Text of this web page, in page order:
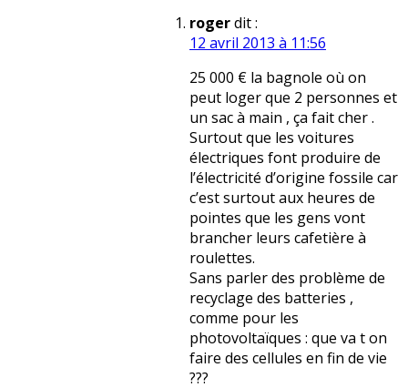
rogerdit :
12 avril 2013 à 11:56
25 000 € la bagnole où on
peut loger que 2 personnes et
un sac à main , ça fait cher .
Surtout que les voitures
électriques font produire de
l’électricité d’origine fossile car
c’est surtout aux heures de
pointes que les gens vont
brancher leurs cafetière à
roulettes.
Sans parler des problème de
recyclage des batteries ,
comme pour les
photovoltaïques : que va t on
faire des cellules en fin de vie
???